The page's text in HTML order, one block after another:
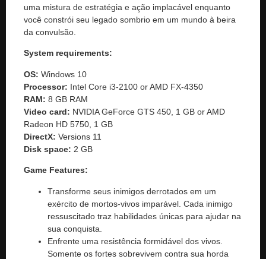
uma mistura de estratégia e ação implacável enquanto
você constrói seu legado sombrio em um mundo à beira
da convulsão.
System requirements:
OS: Windows 10
Processor: Intel Core i3-2100 or AMD FX-4350
RAM: 8 GB RAM
Video card: NVIDIA GeForce GTS 450, 1 GB or AMD
Radeon HD 5750, 1 GB
DirectX: Versions 11
Disk space: 2 GB
Game Features:
Transforme seus inimigos derrotados em um
exército de mortos-vivos imparável. Cada inimigo
ressuscitado traz habilidades únicas para ajudar na
sua conquista.
Enfrente uma resistência formidável dos vivos.
Somente os fortes sobrevivem contra sua horda